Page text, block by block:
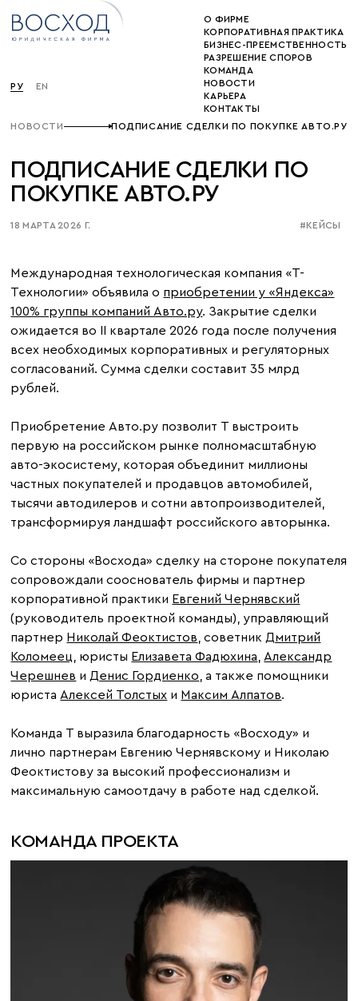
РУ EN
О ФИРМЕ
КОРПОРАТИВНАЯ ПРАКТИКА
БИЗНЕС-ПРЕЕМСТВЕННОСТЬ
РАЗРЕШЕНИЕ СПОРОВ
КОМАНДА
НОВОСТИ
КАРЬЕРА
КОНТАКТЫ
НОВОСТИ
ПОДПИСАНИЕ СДЕЛКИ ПО ПОКУПКЕ АВТО.РУ
ПОДПИСАНИЕ СДЕЛКИ ПО
ПОКУПКЕ АВТО.РУ
18 МАРТА 2026 Г. #КЕЙСЫ
Международная технологическая компания «Т-
Технологии» объявила о приобретении у «Яндекса»
100% группы компаний Авто.ру. Закрытие сделки
ожидается во II квартале 2026 года после получения
всех необходимых корпоративных и регуляторных
согласований. Сумма сделки составит 35 млрд
рублей.
Приобретение Авто.ру позволит Т выстроить
первую на российском рынке полномасштабную
авто-экосистему, которая объединит миллионы
частных покупателей и продавцов автомобилей,
тысячи автодилеров и сотни автопроизводителей,
трансформируя ландшафт российского авторынка.
Со стороны «Восхода» сделку на стороне покупателя
сопровождали сооснователь фирмы и партнер
корпоративной практики Евгений Чернявский
(руководитель проектной команды), управляющий
партнер Николай Феоктистов , советник Дмитрий
Коломеец , юристы Елизавета Фадюхина
Александр
Черешнев и Денис Гордиенко , а также помощники
юриста Алексей Толстых и Максим Алпатов.
Команда Т выразила благодарность «Восходу» и
лично партнерам Евгению Чернявскому и Николаю
Феоктистову за высокий профессионализм и
максимальную самоотдачу в работе над сделкой.
КОМАНДА ПРОЕКТА